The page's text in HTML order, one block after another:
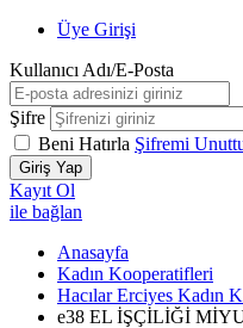
Üye Girişi
Kullanıcı Adı/E-Posta
Şifre
Beni Hatırla Şifremi
Giriş Yap
Kayıt Ol
ile bağlan
Anasayfa
Kadın Kooperatifleri
Hacılar Erciyes Kadın
e38 EL İŞÇİLİĞİ